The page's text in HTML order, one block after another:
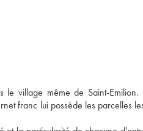
le village même de Saint-Emilion.
franc lui possède les parcelles